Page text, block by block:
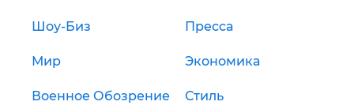
Шоу-Биз Пресса
Мир Экономика
Военное Обозрение Стиль